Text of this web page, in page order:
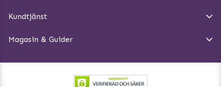
Kundtjänst
Ångra Köp
Magasin & Guider
Hundbäddar